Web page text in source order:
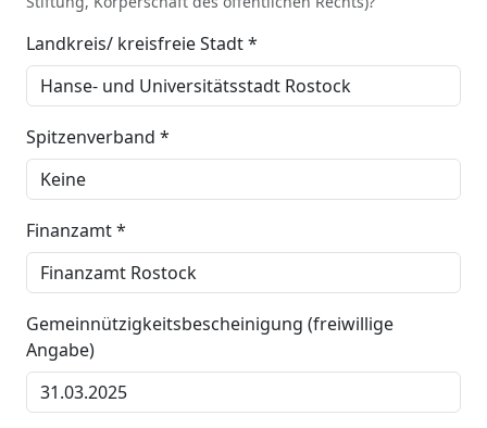
Landkreis/ kreisfreie Stadt *
Spitzenverband *
Finanzamt *
Gemeinnützigkeitsbescheinigung (freiwillige
Angabe)